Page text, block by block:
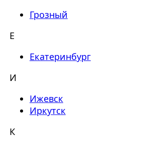
Грозный
Е
Екатеринбург
И
Ижевск
Иркутск
К